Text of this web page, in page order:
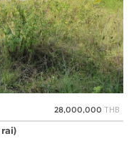
28,000,000 THB